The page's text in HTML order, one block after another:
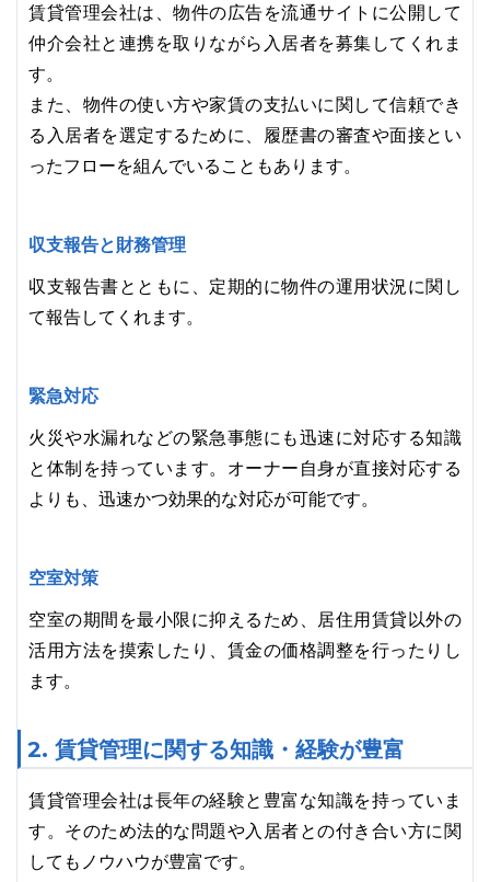
賃貸管理会社は、物件の広告を流通サイトに公開して
仲介会社と連携を取りながら入居者を募集してくれま
す。
また、物件の使い方や家賃の支払いに関して信頼でき
る入居者を選定するために、履歴書の審査や面接とい
ったフローを組んでいることもあります。
収支報告と財務管理
収支報告書とともに、定期的に物件の運用状況に関し
て報告してくれます。
緊急対応
火災や水漏れなどの緊急事態にも迅速に対応する知識
と体制を持っています。オーナー自身が直接対応する
よりも、迅速かつ効果的な対応が可能です。
空室対策
空室の期間を最小限に抑えるため、居住用賃貸以外の
活用方法を摸索したり、賃金の価格調整を行ったりし
ます。
2. 賃貸管理に関する知識・経験が豊富
賃貸管理会社は長年の経験と豊富な知識を持っていま
す。そのため法的な問題や入居者との付き合い方に関
してもノウハウが豊富です。